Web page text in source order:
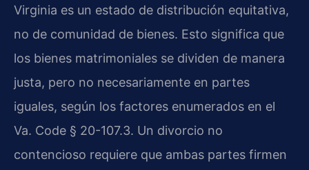
Virginia es un estado de distribución equitativa,
no de comunidad de bienes. Esto significa que
los bienes matrimoniales se dividen de manera
justa, pero no necesariamente en partes
iguales, según los factores enumerados en el
Va. Code § 20-107.3. Un divorcio no
contencioso requiere que ambas partes firmen